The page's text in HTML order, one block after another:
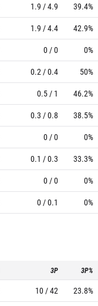
1.9 / 4.9 39.4%
1.9 / 4.4 42.9%
0 / 0 0%
0.2 / 0.4 50%
0.5 / 1 46.2%
0.3 / 0.8 38.5%
0 / 0 0%
0.1 / 0.3 33.3%
0 / 0 0%
0 / 0.1 0%
3P 3P%
10 / 42 23.8%